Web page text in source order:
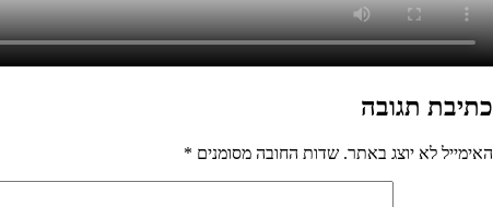
כתיבת תגובה
האימייל לא יוצג באתר. שדות החובה מסומנים *